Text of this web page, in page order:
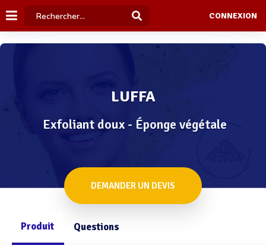
CONNEXION
LUFFA
Exfoliant doux - Éponge végétale
DEMANDER UN DEVIS
Produit Questions